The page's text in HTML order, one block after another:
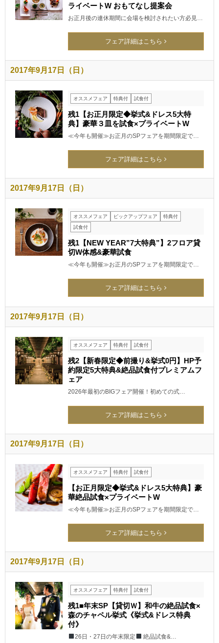
ライベートW おもてなし提案会
お正月後の連休期間に会場を検討されたい方必見…
フェア詳細はこちら
2017年9月17日（日）
オススメフェア 特典付 試食付
残1【お正月限定◆挙式&ドレス5大特
典】豪華３皿を試食×プライベートW
≪今年も開催≫お正月のSPフェアを期間限定で…
フェア詳細はこちら
2017年9月17日（日）
オススメフェア ピックアップフェア
特典付
試食付
残1【NEW YEAR”7大特典”】2フロア貸
切W体感&豪華試食
≪今年も開催≫お正月のSPフェアを期間限定で…
フェア詳細はこちら
2017年9月17日（日）
オススメフェア 特典付 試食付
残2【新春限定◆前撮り&挙式0円】HP予
約限定5大特典&絶品試食付プレミアムフ
ェア
2026年最初のBIGフェア開催！初めての式…
フェア詳細はこちら
2017年9月17日（日）
オススメフェア 特典付 試食付
【お正月限定◆挙式&ドレス5大特典】豪
華絶品試食×プライベートW
≪今年も開催≫お正月のSPフェアを期間限定で…
フェア詳細はこちら
2017年9月17日（日）
オススメフェア 特典付 試食付
残1■年末SP【貸切Ｗ】和牛の絶品試食×
森のチャペル挙式《挙式&ドレス特典
付》
26日・27日の年末限定 絶品試食&…